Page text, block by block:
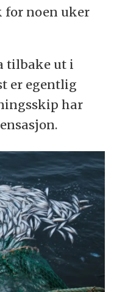
for noen uker
tilbake ut i
er egentlig
har